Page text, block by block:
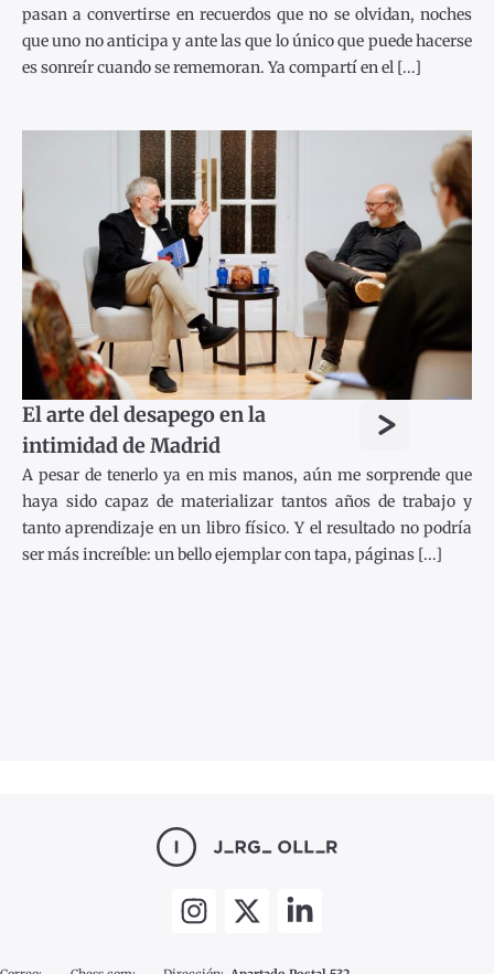
pasan a convertirse en recuerdos que no se olvidan, noches
que uno no anticipa y ante las que lo único que puede hacerse
es sonreír cuando se rememoran. Ya compartí en el [...]
El arte del desapego en la
intimidad de Madrid
>
A pesar de tenerlo ya en mis manos, aún me sorprende que
haya sido capaz de materializar tantos años de trabajo y
tanto aprendizaje en un libro físico. Y el resultado no podría
ser más increíble: un bello ejemplar con tapa, páginas [...]